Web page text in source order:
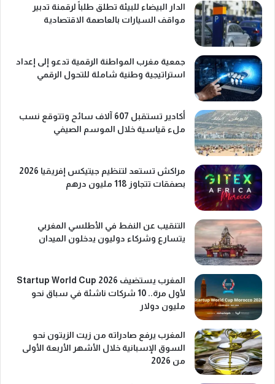
الدار البيضاء للبيئة تطلق طلباً لرقمنة تدبير
مواقف السيارات بالعاصمة الاقتصادية
جمعية مغرب المواطنة الرقمية تدعو إلى إعداد
استراتيجية وطنية شاملة للتحول الرقمي
أكادير تستقبل 607 آلاف سائح وتتوقع نسب
ملء قياسية خلال الموسم الصيفي
مراكش تستعد لتنظيم جيتيكس إفريقيا 2026
بصفقات تتجاوز 118 مليون درهم
التنقيب عن النفط في الأطلسي المغربي
يتسارع وشركاء دوليون يدخلون الميدان
المغرب يستضيف Startup World Cup 2026
لأول مرة.. 10 شركات ناشئة في سباق نحو
مليون دولار
المغرب يرفع صادراته من زيت الزيتون نحو
السوق الإسبانية خلال الأشهر الأربعة الأولى
من 2026